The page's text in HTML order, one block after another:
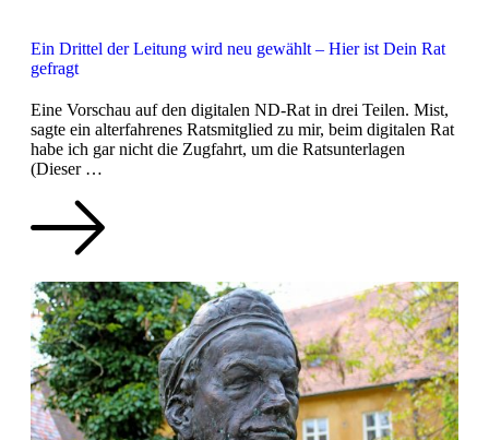
Ein Drittel der Leitung wird neu gewählt – Hier ist Dein Rat
gefragt
Eine Vorschau auf den digitalen ND-Rat in drei Teilen. Mist,
sagte ein alterfahrenes Ratsmitglied zu mir, beim digitalen Rat
habe ich gar nicht die Zugfahrt, um die Ratsunterlagen
(Dieser …